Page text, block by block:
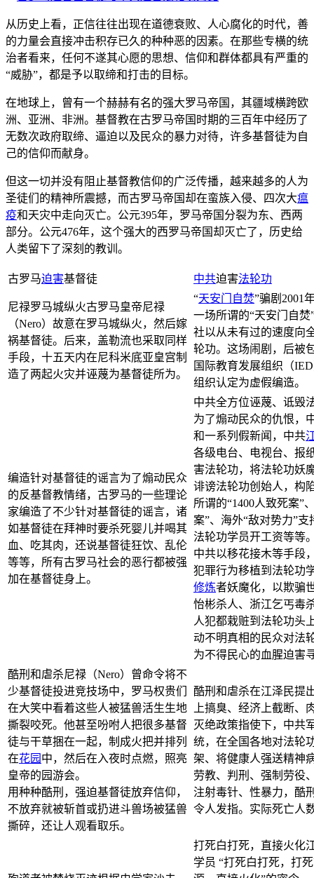
从历史上看，正信往往出现在道德衰败、人心腐化的时代，善
的力量会直接冲击积存已久的种种恶的因素。在那些专横的统
治者看来，任何不遂其心愿的思想、信仰和群体都具有严重的
“威胁”，都是予以取缔和打击的目标。
在地球上，曾有一个赫赫有名的强大罗马帝国，其疆域横跨欧
洲、亚洲、非洲。基督教在古罗马帝国时期的三百年中经历了
无数次政府取缔、逼迫以及民众的暴力对待，许多基督徒为自
己的信仰而献身。
但这一切并没有阻止基督教信仰的广泛传播，越来越多的人为
圣徒们的精神所震撼，而古罗马帝国却在蛮族入侵、四次大瘟
疫和天灾中走向灭亡。公元395年，罗马帝国分裂为东、西两
部分。公元476年，这个强大的西罗马帝国却灭亡了，历史给
人类留下了深刻的教训。
古罗马迫害基督徒 中共迫害法轮功
尼禄罗马城纵火古罗马皇帝尼禄
（Nero）故意在罗马城纵火，然后嫁
祸基督徒。后来，盖勒流也采取同样
手段，十五天内在尼科米底亚皇宫制
造了两起火灾并诬蔑为基督徒所为。
“天安门 自焚”骗剧2001
一场所谓的“天安门自
社以从未有过的速度向
轮功。这场闹剧，后被
国际教育发展组织（
组织认定为虚假编造。
编造针对基督徒的谣言为了煽动民众
的反基督教情绪，古罗马的一些理论
家编造了不少针对基督徒的谣言，诸
如基督徒在拜神时要杀死婴儿并喝其
血、吃其肉，还说基督徒狂饮、乱伦
等等，所有古罗马社会的恶行都被强
加在基督徒身上。
中共全方位诬蔑、诋毁
为了煽动民众的仇恨，
和一系列假新闻，中共
各级电台、电视台、报
害法轮功，将法轮功妖
诽谤法轮功创始人，构
所谓的“1400人致死案”
案”、海外“敌对势力”
法轮功学员开工资等等
中共以移花接木等手段
犯罪行为移植到法轮功
修炼者妖魔化，以欺骗
怡彬杀人、浙江乞丐毒
人犯都栽赃到法轮功头
动不明真相的民众对法
为不得民心的血腥迫害
酷刑和虐杀尼禄（Nero）曾命令将不
少基督徒投进竞技场中，罗马权贵们
在大笑中看着这些人被猛兽活生生地
撕裂咬死。他甚至吩咐人把很多基督
徒与干草捆在一起，制成火把并排列
在花园 中，然后在入夜时点燃，照亮
皇帝的园游会。
用种种酷刑，强迫基督徒放弃信仰，
不放弃就被斩首或扔进斗兽场被猛兽
撕碎，还让人观看取乐。
酷刑和虐杀在江泽民提
上搞臭、经济上截断、
灭绝政策指使下，中共
统，在全国各地对法轮
架、将健康人强送精神
劳教、判刑、强制劳役
注射毒针、性暴力，酷
令人发指。实际死亡人
打死白打死，直接火化
学员 “打死白打死，打